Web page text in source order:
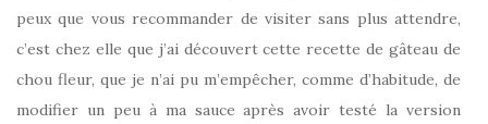
peux que vous recommander de visiter sans plus attendre,
c’est chez elle que j’ai découvert cette recette de gâteau de
chou fleur, que je n’ai pu m’empêcher, comme d’habitude, de
modifier un peu à ma sauce après avoir testé la version